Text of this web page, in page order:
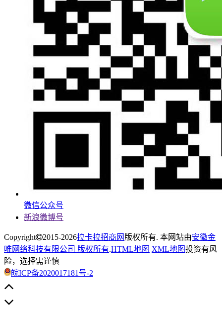
微信公众号
新浪微博号
Copyright 2015-2026拉卡拉招商网 版权所有. 本网站由安徽金
唯网络科技有限公司 版权所有.HTML地图 XML地图投资有风
险，选择需谨慎
皖ICP备2020017181号-2